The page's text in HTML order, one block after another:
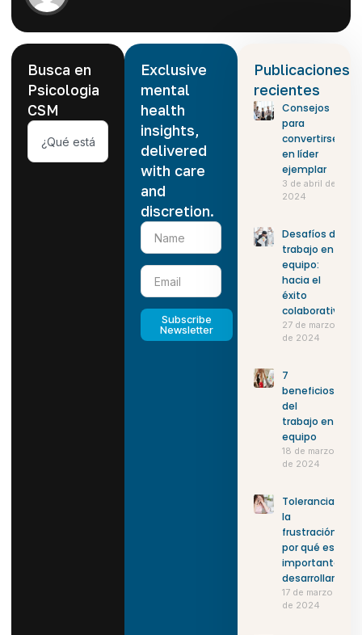
Busca en
Psicologia
CSM
Exclusive
mental
health
insights,
delivered
with care
and
discretion.
Subscribe
Newsletter
Publicaciones
recientes
Consejos
para
convertirse
en líder
ejemplar
3 de abril de
2024
Desafíos del
trabajo en
equipo:
hacia el
éxito
colaborativo
27 de marzo
de 2024
7
beneficios
del
trabajo en
equipo
18 de marzo
de 2024
Tolerancia a
la
frustración:
por qué es
importante
desarrollarla
17 de marzo
de 2024